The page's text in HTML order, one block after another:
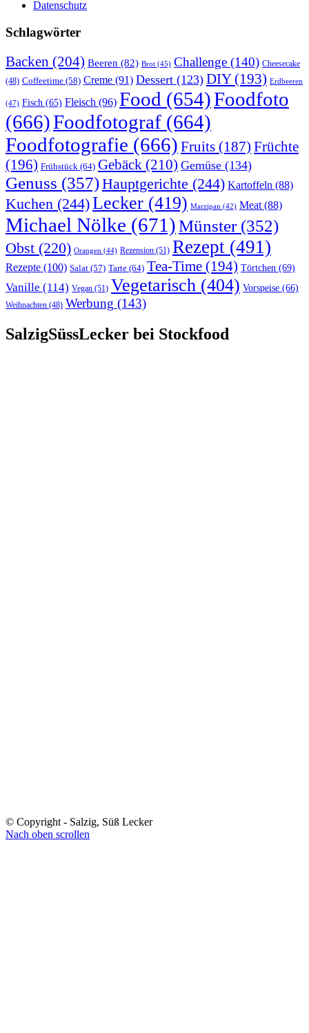
Datenschutz
Schlagwörter
Backen (204) Beeren (82) Brot (45) Challenge (140) Cheesecake
(48) Coffeetime (58) Creme (91) Dessert (123) DIY(193) Erdbeeren
(47) Fisch (65) Fleisch (96) Food (654)Foodfoto
(666)Foodfotograf (664)
Foodfotografie (666) Fruits (187) Früchte
(196) Frühstück (64) Gebäck (210) Gemüse (134)
Genuss (357)Hauptgerichte (244) Kartoffeln (88)
Kuchen (244)Lecker (419) Marzipan (42) Meat (88)
Michael Nölke (671)Münster(352)
Obst (220) Orangen (44) Rezension (51) Rezept (491)
Rezepte (100) Salat (57) Tarte (64) Tea-Time (194) Törtchen (69)
Vanille (114) Vegan (51) Vegetarisch (404) Vorspeise (66)
Weihnachten (48) Werbung (143)
SalzigSüssLecker bei Stockfood
© Copyright - Salzig, Süß Lecker
Nach oben scrollen